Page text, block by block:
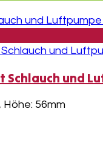
Schlauch und
Höhe: 56mm